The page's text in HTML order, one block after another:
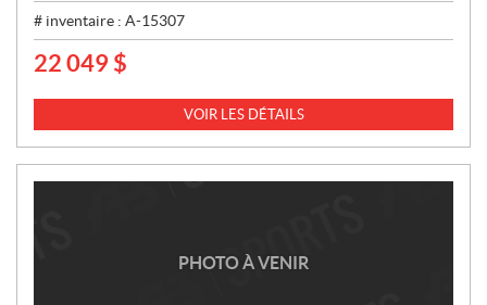
# inventaire : A-15307
P
X
:
22 049 $
VOIR LES DÉTAILS
PHOTO À VENIR